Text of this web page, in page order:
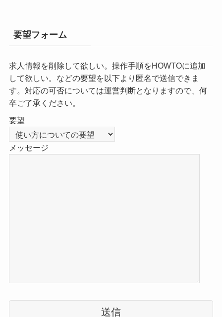
要望フォーム
求人情報を削除して欲しい。操作手順をHOWTOに追加
して欲しい。などの要望を以下より匿名で送信できま
す。対応の可否については運営判断となりますので、何
卒ご了承ください。
要望
メッセージ